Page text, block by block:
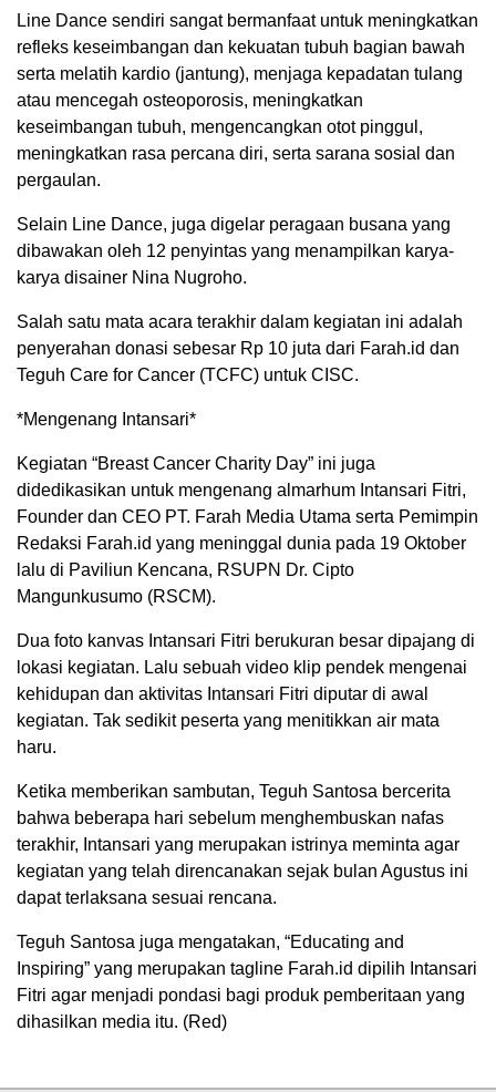
Line Dance sendiri sangat bermanfaat untuk meningkatkan
refleks keseimbangan dan kekuatan tubuh bagian bawah
serta melatih kardio (jantung), menjaga kepadatan tulang
atau mencegah osteoporosis, meningkatkan
keseimbangan tubuh, mengencangkan otot pinggul,
meningkatkan rasa percana diri, serta sarana sosial dan
pergaulan.
Selain Line Dance, juga digelar peragaan busana yang
dibawakan oleh 12 penyintas yang menampilkan karya-
karya disainer Nina Nugroho.
Salah satu mata acara terakhir dalam kegiatan ini adalah
penyerahan donasi sebesar Rp 10 juta dari Farah.id dan
Teguh Care for Cancer (TCFC) untuk CISC.
*Mengenang Intansari*
Kegiatan “Breast Cancer Charity Day” ini juga
didedikasikan untuk mengenang almarhum Intansari Fitri,
Founder dan CEO PT. Farah Media Utama serta Pemimpin
Redaksi Farah.id yang meninggal dunia pada 19 Oktober
lalu di Paviliun Kencana, RSUPN Dr. Cipto
Mangunkusumo (RSCM).
Dua foto kanvas Intansari Fitri berukuran besar dipajang di
lokasi kegiatan. Lalu sebuah video klip pendek mengenai
kehidupan dan aktivitas Intansari Fitri diputar di awal
kegiatan. Tak sedikit peserta yang menitikkan air mata
haru.
Ketika memberikan sambutan, Teguh Santosa bercerita
bahwa beberapa hari sebelum menghembuskan nafas
terakhir, Intansari yang merupakan istrinya meminta agar
kegiatan yang telah direncanakan sejak bulan Agustus ini
dapat terlaksana sesuai rencana.
Teguh Santosa juga mengatakan, “Educating and
Inspiring” yang merupakan tagline Farah.id dipilih Intansari
Fitri agar menjadi pondasi bagi produk pemberitaan yang
dihasilkan media itu. (Red)